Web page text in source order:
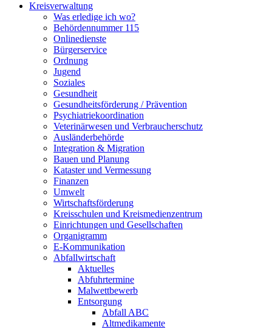
Kreisverwaltung
Was erledige ich wo?
Behördennummer 115
Onlinedienste
Bürgerservice
Ordnung
Jugend
Soziales
Gesundheit
Gesundheits­förderung / Prävention
Psychiatriekoordination
Veterinärwesen und Verbraucherschutz
Ausländerbehörde
Integration & Migration
Bauen und Planung
Kataster und Vermessung
Finanzen
Umwelt
Wirtschaftsförderung
Kreisschulen und Kreismedienzentrum
Einrichtungen und Gesellschaften
Organigramm
E-Kommunikation
Abfallwirtschaft
Aktuelles
Abfuhrtermine
Malwettbewerb
Entsorgung
Abfall ABC
Altmedikamente